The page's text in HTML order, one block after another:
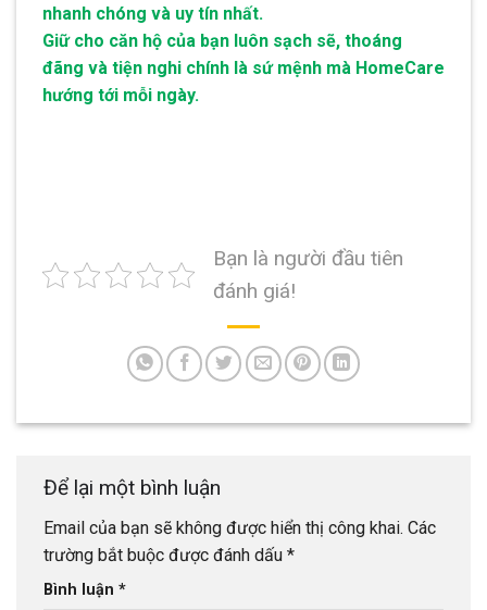
nhanh chóng và uy tín nhất.
Giữ cho căn hộ của bạn luôn sạch sẽ, thoáng
đãng và tiện nghi chính là sứ mệnh mà HomeCare
hướng tới mỗi ngày.
Bạn là người đầu tiên
đánh giá!
Để lại một bình luận
Email của bạn sẽ không được hiển thị công khai. Các
trường bắt buộc được đánh dấu *
Bình luận *